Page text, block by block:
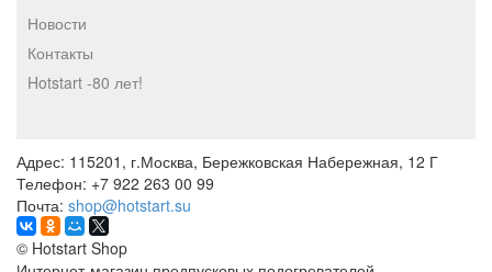
Новости
Контакты
Hotstart -80 лет!
Адрес: 115201, г.Москва, Бережковская Набережная, 12 Г
Телефон: +7 922 263 00 99
Почта: shop@hotstart.su
© Hotstart Shop